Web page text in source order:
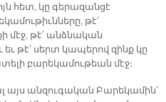
հետ, կը գերազանցէ
թէ՛
թէ՛ անձնական
եւ թէ՛ սերտ կապերով զինք կը
բարեկամութեան մէջ։
այս անզուգական Բարեկամին՝